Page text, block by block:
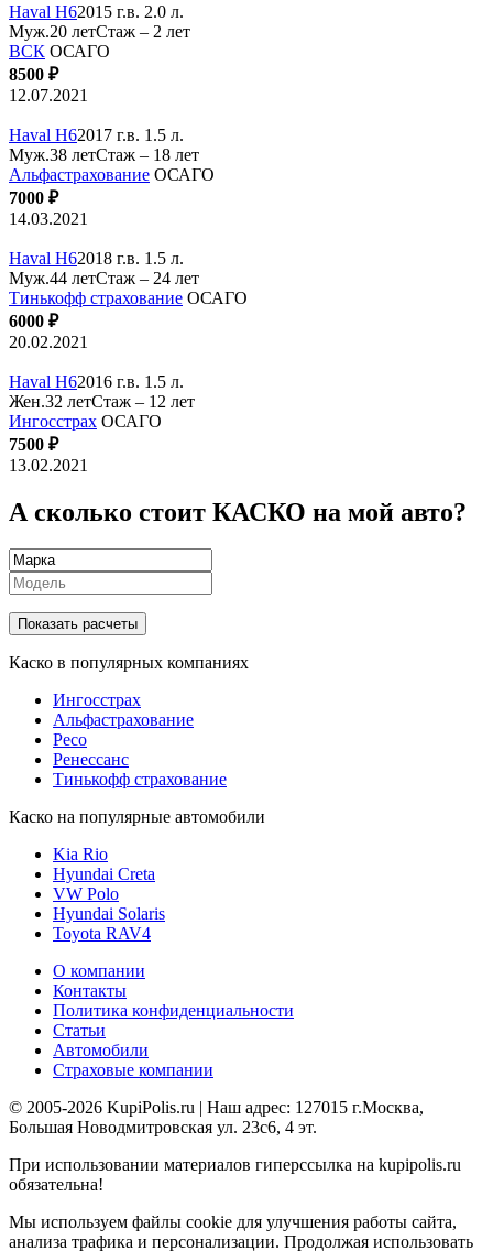
Haval H62015 г.в. 2.0 л.
Муж.20 летСтаж – 2 лет
ВСК ОСАГО
8500 ₽
12.07.2021
Haval H62017 г.в. 1.5 л.
Муж.38 летСтаж – 18 лет
Альфастрахование ОСАГО
7000 ₽
14.03.2021
Haval H62018 г.в. 1.5 л.
Муж.44 летСтаж – 24 лет
Тинькофф страхование ОСАГО
6000 ₽
20.02.2021
Haval H62016 г.в. 1.5 л.
Жен.32 летСтаж – 12 лет
Ингосстрах ОСАГО
7500 ₽
13.02.2021
А сколько стоит КАСКО на мой авто?
Показать расчеты
Каско в популярных компаниях
Ингосстрах
Альфастрахование
Ресо
Ренессанс
Тинькофф страхование
Каско на популярные автомобили
Kia Rio
Hyundai Creta
VW Polo
Hyundai Solaris
Toyota RAV4
О компании
Контакты
Политика конфиденциальности
Статьи
Автомобили
Страховые компании
© 2005-2026 KupiPolis.ru | Наш адрес: 127015 г.Москва,
Большая Новодмитровская ул. 23с6, 4 эт.
При использовании материалов гиперссылка на kupipolis.ru
обязательна!
Мы используем файлы cookie для улучшения работы сайта,
анализа трафика и персонализации. Продолжая использовать